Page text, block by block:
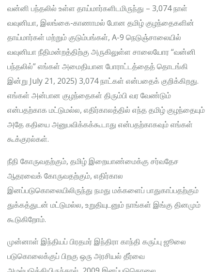
வன்னி பந்தலில் உள்ள தாய்மார்களிடமிருந்து – 3,074 நாள்
வவுனியா, இலங்கை-காணாமல் போன தமிழ் குழந்தைகளின்
தாய்மார்கள் மற்றும் குடும்பங்கள், A-9 நெடுஞ்சாலையில்
வவுனியா நீதிமன்றத்திற்கு அருகிலுள்ள சாலையோர “வன்னி
பந்தலில்” எங்கள் அமைதியான போராட்டத்தைத் தொடங்கி
இன்று July 21, 2025) 3,074 நாட்கள் என்பதைக் குறிக்கிறது.
எங்கள் அன்பான குழந்தைகள் திரும்பி வர வேண்டும்
என்பதற்காக மட்டுமல்ல, எதிர்காலத்தில் எந்த தமிழ் குழந்தையும்
அதே கதியை அனுபவிக்கக்கூடாது என்பதற்காகவும் எங்கள்
கூக்குரல்கள்.
நீதி கோருவதற்கும், தமிழ் இறையாண்மைக்கு சர்வதேச
ஆதரவைக் கோருவதற்கும், எதிர்கால
இனப்படுகொலையிலிருந்து நமது மக்களைப் பாதுகாப்பதற்கும்
துக்கத்துடன் மட்டுமல்ல, உறுதியுடனும் நாங்கள் இங்கு தினமும்
கூடுகிறோம்.
முன்னாள் இந்தியப் பிரதமர் இந்திரா காந்தி கருப்பு ஜூலை
படுகொலைக்குப் பிறகு ஒரு அரசியல் தீர்வை